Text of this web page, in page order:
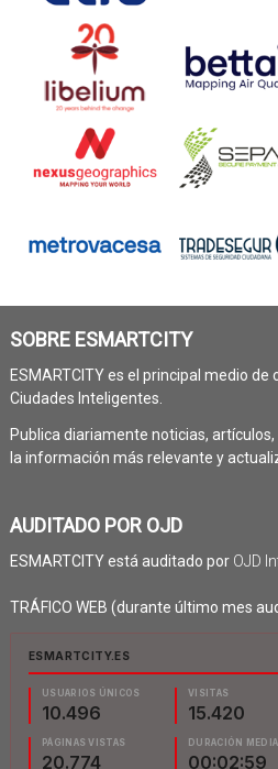
SOBRE ESMARTCITY
ESMARTCITY es el principal medio
Ciudades Inteligentes.
Publica diariamente noticias,
la información más relevante y
AUDITADO POR OJD
ESMARTCITY está auditado por OJD
TRÁFICO WEB (durante último mes